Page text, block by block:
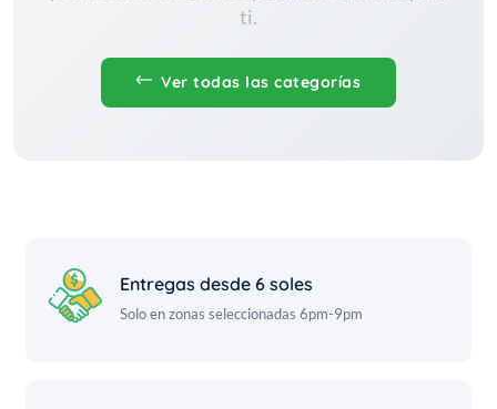
ti.
Ver todas las categorías
Entregas desde 6 soles
Solo en zonas seleccionadas 6pm-9pm